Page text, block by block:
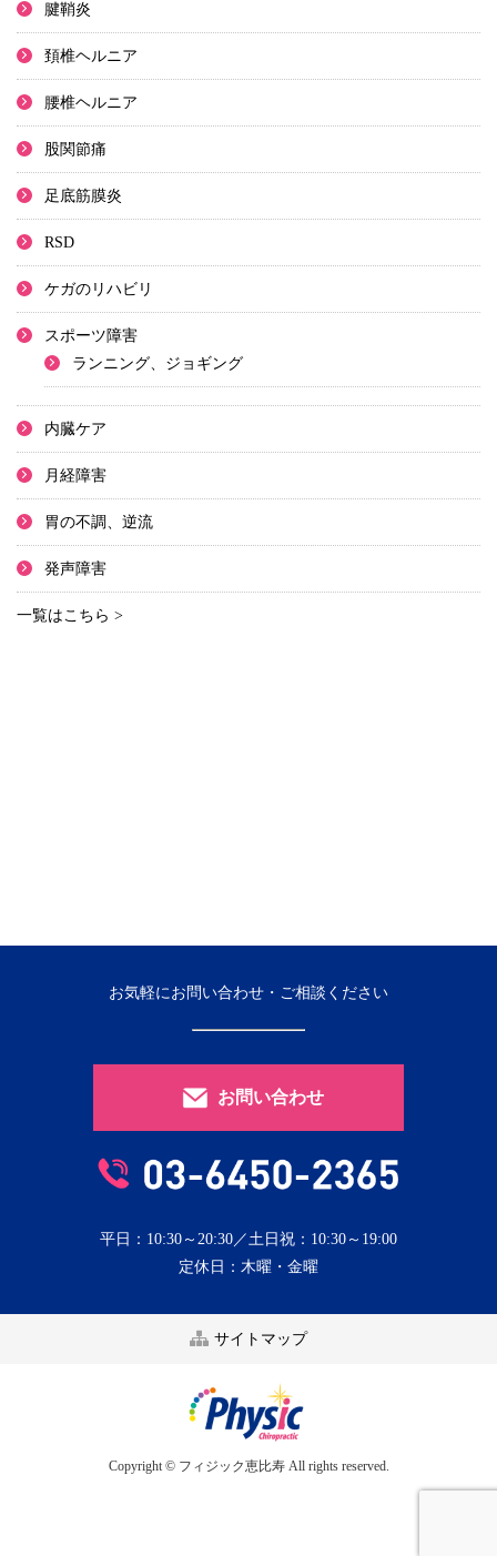
腱鞘炎
頚椎ヘルニア
腰椎ヘルニア
股関節痛
足底筋膜炎
RSD
ケガのリハビリ
スポーツ障害
ランニング、ジョギング
内臓ケア
月経障害
胃の不調、逆流
発声障害
一覧はこちら >
お気軽にお問い合わせ・ご相談ください
お問い合わせ
平日：10:30～20:30／土日祝：10:30～19:00
定休日：木曜・金曜
サイトマップ
Copyright © フィジック恵比寿 All rights reserved.